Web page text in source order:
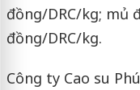
đồng/DRC/kg; mủ
đồng/DRC/kg.
Công ty Cao su